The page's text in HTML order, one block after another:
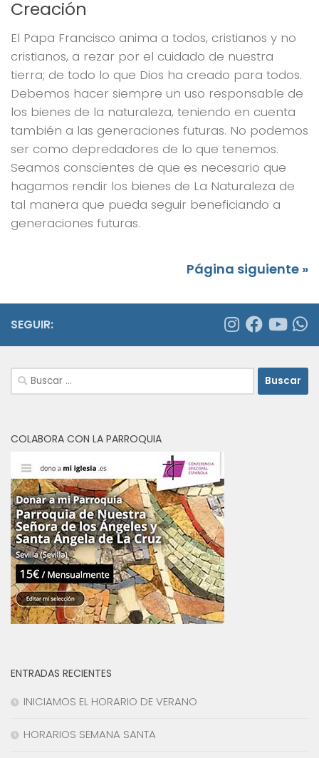
Creación
El Papa Francisco anima a todos, cristianos y no
cristianos, a rezar por el cuidado de nuestra
tierra; de todo lo que Dios ha creado para todos.
Debemos hacer siempre un uso responsable de
los bienes de la naturaleza, teniendo en cuenta
también a las generaciones futuras. No podemos
ser como depredadores de lo que tenemos.
Seamos conscientes de que es necesario que
hagamos rendir los bienes de La Naturaleza de
tal manera que pueda seguir beneficiando a
generaciones futuras.
Página siguiente »
SEGUIR:
Buscar:
COLABORA CON LA PARROQUIA
ENTRADAS RECIENTES
INICIAMOS EL HORARIO DE VERANO
HORARIOS SEMANA SANTA